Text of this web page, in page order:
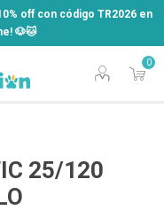
off con código TR2026 en
​🐶​🐱
0
off con código TR2026 en
​🐶​🐱
25/120